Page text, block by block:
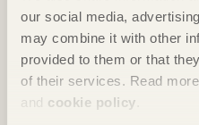
our social media,
may combine it with other
provided to them or that
of their services. Read
and cookie policy